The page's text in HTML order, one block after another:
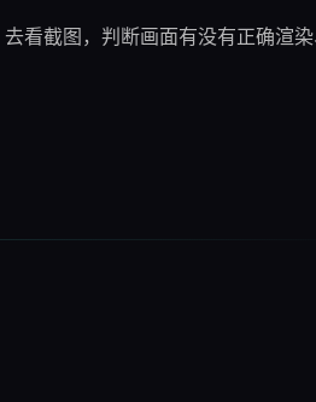
看截图，判断画面有没有正确渲